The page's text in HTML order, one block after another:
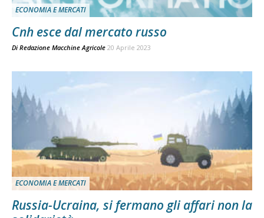
ECONOMIA E MERCATI
Cnh esce dal mercato russo
Di Redazione Macchine Agricole 20 Aprile 2023
ECONOMIA E MERCATI
Russia-Ucraina, si fermano gli affari non la